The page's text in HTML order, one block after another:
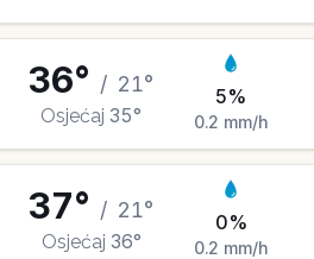
36° / 21°
Osjećaj 35°
5%
0.2 mm/h
37° / 21°
Osjećaj 36°
0%
0.2 mm/h